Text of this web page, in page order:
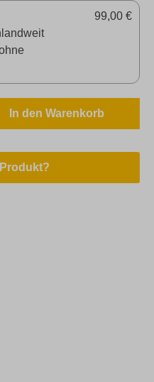
99,00 €
In den Warenkorb